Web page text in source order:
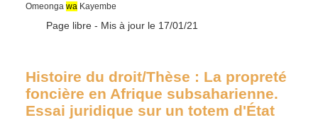
Omeonga wa Kayembe
Type :
Page libre - Mis à jour le 17/01/21
Histoire du droit/Thèse : La propreté
foncière en Afrique subsaharienne.
Essai juridique sur un totem d'État